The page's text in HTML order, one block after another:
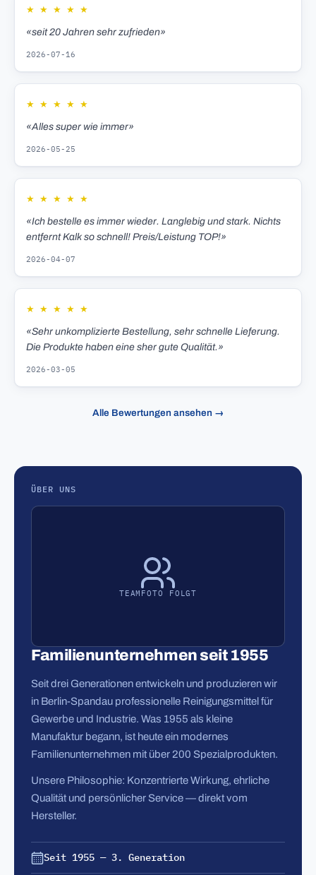
★ ★ ★ ★ ★
«seit 20 Jahren sehr zufrieden»
2026-07-16
★ ★ ★ ★ ★
«Alles super wie immer»
2026-05-25
★ ★ ★ ★ ★
«Ich bestelle es immer wieder. Langlebig und stark. Nichts
entfernt Kalk so schnell! Preis/Leistung TOP!»
2026-04-07
★ ★ ★ ★ ★
«Sehr unkomplizierte Bestellung, sehr schnelle Lieferung.
Die Produkte haben eine sher gute Qualität.»
2026-03-05
Alle Bewertungen ansehen →
ÜBER UNS
TEAMFOTO FOLGT
Familienunternehmen seit 1955
Seit drei Generationen entwickeln und produzieren wir
in Berlin-Spandau professionelle Reinigungsmittel für
Gewerbe und Industrie. Was 1955 als kleine
Manufaktur begann, ist heute ein modernes
Familienunternehmen mit über 200 Spezialprodukten.
Unsere Philosophie: Konzentrierte Wirkung, ehrliche
Qualität und persönlicher Service — direkt vom
Hersteller.
Seit 1955 — 3. Generation